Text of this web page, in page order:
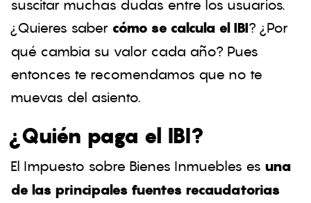
suscitar muchas dudas entre los usuarios.
¿Quieres saber cómo se calcula el IBI? ¿Por
qué cambia su valor cada año? Pues
entonces te recomendamos que no te
muevas del asiento.
¿Quién paga el IBI?
El Impuesto sobre Bienes Inmuebles es una
de las principales fuentes recaudatorias